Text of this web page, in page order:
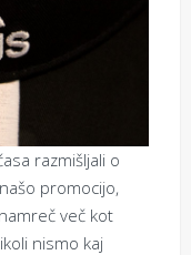
razmišljali o
promocijo,
več kot
nismo kaj